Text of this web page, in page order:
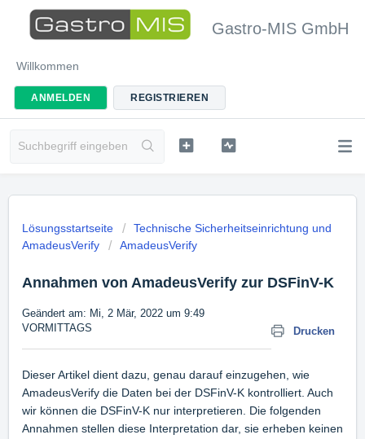
Gastro-MIS GmbH
Willkommen
ANMELDEN REGISTRIEREN
Lösungsstartseite
Technische Sicherheitseinrichtung und
AmadeusVerify
AmadeusVerify
Annahmen von AmadeusVerify zur DSFinV-K
Drucken
Geändert am: Mi, 2 Mär, 2022 um 9:49
VORMITTAGS
Dieser Artikel dient dazu, genau darauf einzugehen, wie
AmadeusVerify die Daten bei der DSFinV-K kontrolliert. Auch
wir können die DSFinV-K nur interpretieren. Die folgenden
Annahmen stellen diese Interpretation dar, sie erheben keinen